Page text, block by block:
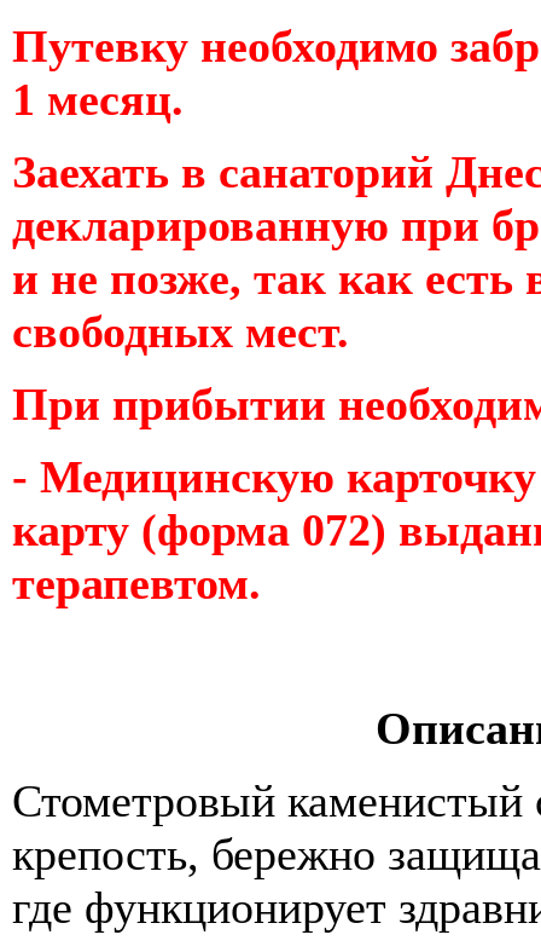
Путевку необходимо
1 месяц.
Заехать в санаторий
декларированную при
и не позже, так как есть
свободных мест.
При прибытии
- Медицинскую
карту (форма 072)
терапевтом.
Стометровый каменистый
крепость, бережно
где функционирует